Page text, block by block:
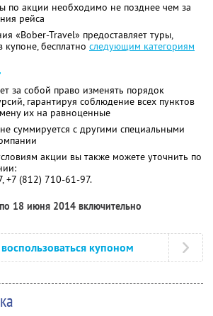
по акции необходимо не позднее чем за
рейса
«Bober-Travel» предоставляет туры,
бесплатно следующим категориям
за собой право изменять порядок
гарантируя соблюдение всех пунктов
их на равноценные
суммируется с другими специальными
акции вы также можете уточнить по
+7 (812) 710-61-97.
18 июня 2014 включительно
купоном